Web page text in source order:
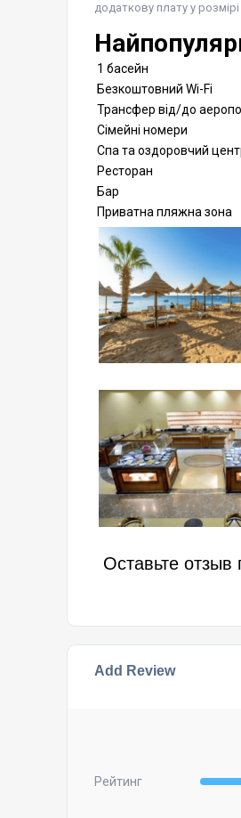
додаткову плату у
1 басейн
Безкоштовний Wi-Fi
Трансфер від/до
Сімейні номери
Спа та оздоровчий
Ресторан
Бар
Приватна пляжна зона
Оставьте отзыв
Add Review
Рейтинг